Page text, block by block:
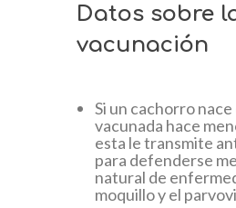
Datos sobre
vacunación
Si un cachorro
vacunada hace
esta le transmite
para defenderse
natural de
moquillo y el